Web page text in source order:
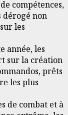
compétences,
dérogé non
les
année, les
sur la création
prêts
les plus
de combat et à